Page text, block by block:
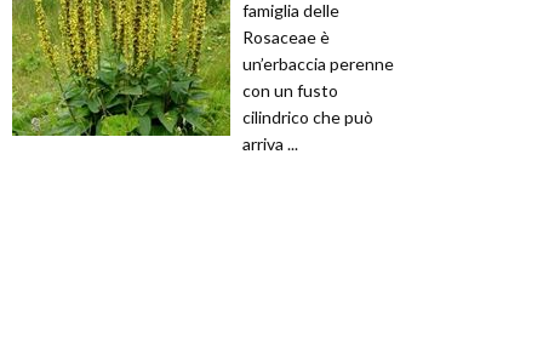
famiglia delle
Rosaceae è
un’erbaccia perenne
con un fusto
cilindrico che può
arriva ...